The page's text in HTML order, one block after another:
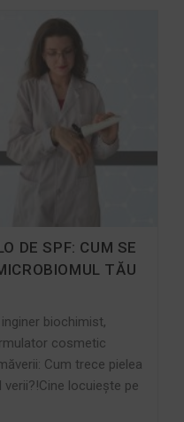
DE SPF: CUM SE
TĂU
biochimist,
cosmetic
Cum trece pielea
locuiește pe